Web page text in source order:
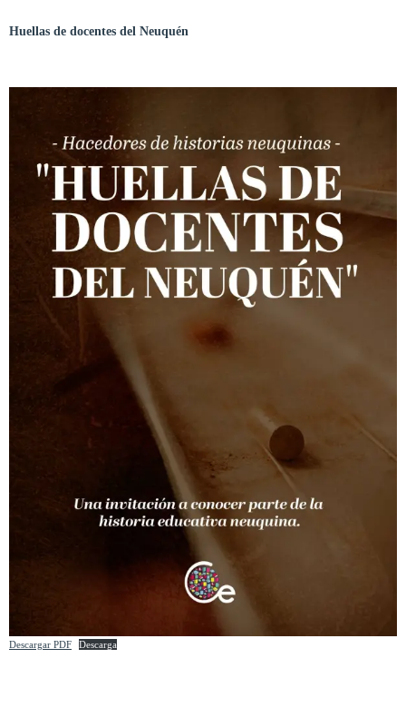
Huellas de docentes del Neuquén
Descargar PDF Descarga